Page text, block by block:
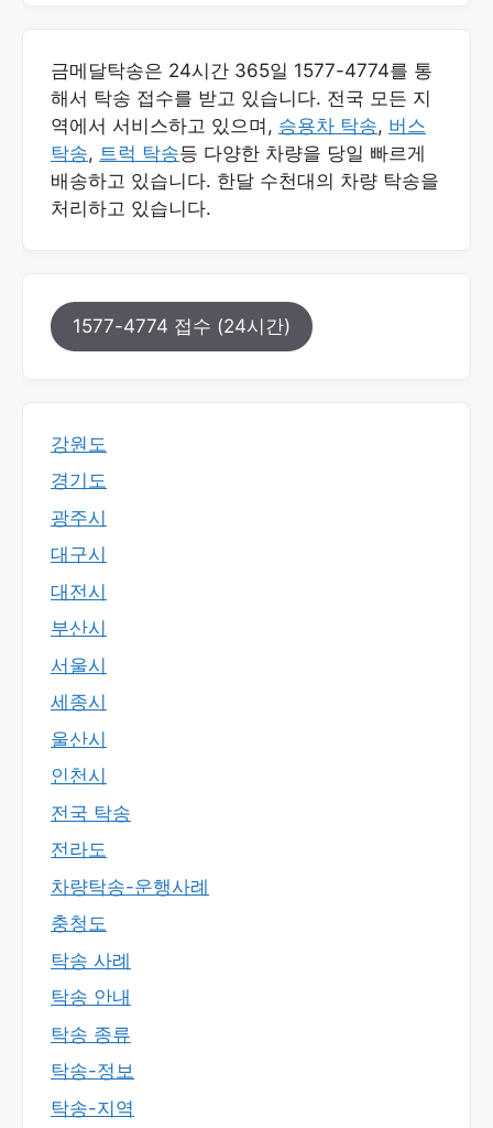
금메달탁송은 24시간 365일 1577-4774를 통
해서 탁송 접수를 받고 있습니다. 전국 모든 지
역에서 서비스하고 있으며, 승용차 탁송, 버스
탁송, 트럭 탁송등 다양한 차량을 당일 빠르게
배송하고 있습니다. 한달 수천대의 차량 탁송을
처리하고 있습니다.
1577-4774 접수 (24시간)
강원도
경기도
광주시
대구시
대전시
부산시
서울시
세종시
울산시
인천시
전국 탁송
전라도
차량탁송-운행사례
충청도
탁송 사례
탁송 안내
탁송 종류
탁송-정보
탁송-지역